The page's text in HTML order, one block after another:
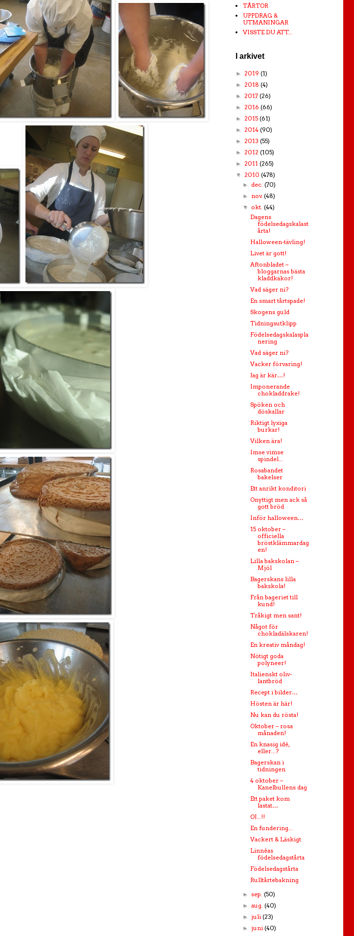
TÅRTOR
UPPDRAG &
UTMANINGAR
VISSTE DU ATT...
I arkivet
► 2019 (1)
► 2018 (4)
► 2017 (26)
► 2016 (66)
► 2015 (61)
► 2014 (90)
► 2013 (55)
► 2012 (105)
► 2011 (265)
▼ 2010 (478)
► dec.(70)
► nov.(48)
▼ okt.(44)
Dagens
födelsedagskalast
årta!
Halloween-tävling!
Livet är gott!
Aftonbladet –
bloggarnas bästa
kladdkakor!
Vad säger ni?
En smart tårtspade!
Skogens guld
Tidningsutklipp
Födelsedagskalaspla
nering
Vad säger ni?
Vacker förvaring!
Jag är kär…!
Imponerande
chokladdrake!
Spöken och
döskallar
Riktigt lyxiga
burkar!
Vilken ära!
Imse vimse
spindel...
Rosabandet
bakelser
Ett anrikt konditori
Onyttigt men ack så
gott bröd
Inför halloween…
15 oktober –
officiella
bröstklämmardag
en!
Lilla bakskolan –
Mjöl
Bagerskans lilla
bakskola!
Från bageriet till
kund!
Tråkigt men sant!
Något för
chokladälskaren!
En kreativ måndag!
Nötigt goda
polyneer!
Italienskt oliv-
lantbröd
Recept i bilder…
Hösten är här!
Nu kan du rösta!
Oktober – rosa
månaden!
En knasig idé,
eller...?
Bagerskan i
tidningen
4 oktober –
Kanelbullens dag
Ett paket kom
lastat…
OJ...!!
En fundering...
Vackert & Läskigt
Linnéas
födelsedagstårta
Födelsedagstårta
Rulltårtebakning
►sep.(50)
►aug.(40)
► juli(23)
► juni(40)